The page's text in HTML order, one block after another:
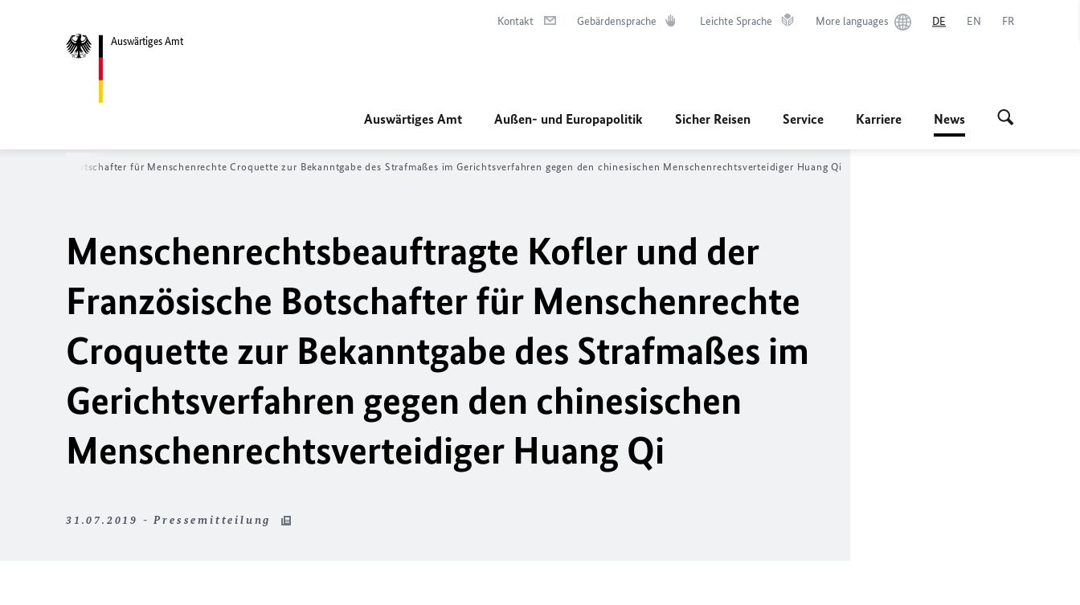
Auswärtiges Amt
Kontakt Gebärdensprache Leichte Sprache More languages DE EN FR
Auswärtiges Amt Außen- und Europapolitik Sicher Reisen Service Karriere News
Botschafter für MenschenrechteCroquettezur Bekanntgabe des Strafmaßes im Gerichtsverfahren gegen den chinesischen Menschenrechtsverteidiger Huang Qi
Menschenrechtsbeauftragte Kofler und der
Französische Botschafter für Menschenrechte
Croquette zur Bekanntgabe des Strafmaßes im
Gerichtsverfahren gegen den chinesischen
Menschenrechtsverteidiger Huang Qi
31.07.2019 - Pressemitteilung